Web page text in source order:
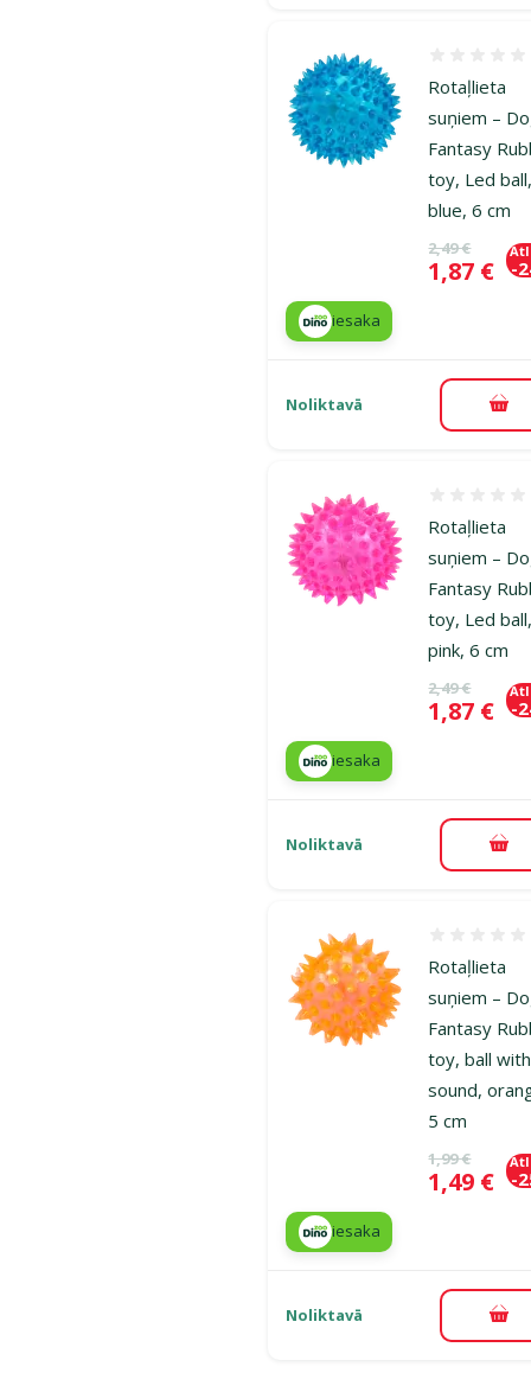
Rotaļlieta
suņiem –
Fantasy
toy, Led
blue, 6 cm
Oriģinālā
2,49 €
Cena
1,87 € -
iesaka
Noliktavā
Rotaļlieta
suņiem –
Fantasy
toy, Led
pink, 6 cm
Oriģinālā
2,49 €
Cena
1,87 € -
iesaka
Noliktavā
Rotaļlieta
suņiem –
Fantasy
toy, ball with
sound,
5 cm
Oriģinālā
1,99 €
Cena
1,49 € -
iesaka
Noliktavā